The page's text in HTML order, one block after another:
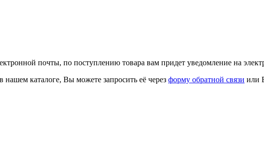
почты, по поступлению товара вам придет уведомление на
каталоге, Вы можете запросить её через форму обратной связи или